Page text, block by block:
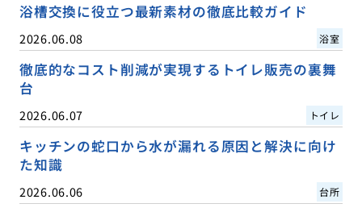
浴槽交換に役立つ最新素材の徹底比較ガイド
2026.06.08 浴室
徹底的なコスト削減が実現するトイレ販売の裏舞
台
2026.06.07 トイレ
キッチンの蛇口から水が漏れる原因と解決に向け
た知識
2026.06.06 台所